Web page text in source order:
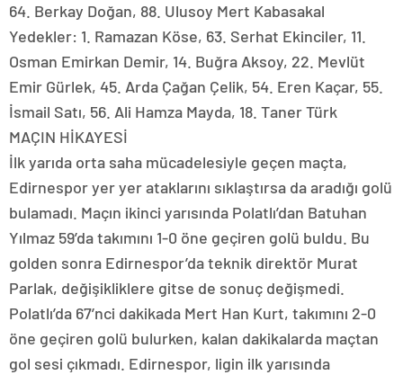
64. Berkay Doğan, 88. Ulusoy Mert Kabasakal
Yedekler: 1. Ramazan Köse, 63. Serhat Ekinciler, 11.
Osman Emirkan Demir, 14. Buğra Aksoy, 22. Mevlüt
Emir Gürlek, 45. Arda Çağan Çelik, 54. Eren Kaçar, 55.
İsmail Satı, 56. Ali Hamza Mayda, 18. Taner Türk
MAÇIN HİKAYESİ
İlk yarıda orta saha mücadelesiyle geçen maçta,
Edirnespor yer yer ataklarını sıklaştırsa da aradığı golü
bulamadı. Maçın ikinci yarısında Polatlı’dan Batuhan
Yılmaz 59’da takımını 1-0 öne geçiren golü buldu. Bu
golden sonra Edirnespor’da teknik direktör Murat
Parlak, değişikliklere gitse de sonuç değişmedi.
Polatlı’da 67’nci dakikada Mert Han Kurt, takımını 2-0
öne geçiren golü bulurken, kalan dakikalarda maçtan
gol sesi çıkmadı. Edirnespor, ligin ilk yarısında